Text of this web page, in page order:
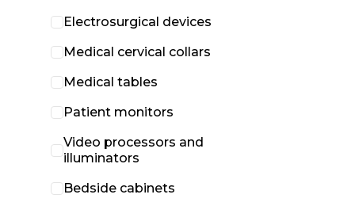
Electrosurgical devices
Medical cervical collars
Medical tables
Patient monitors
Video processors and
illuminators
Bedside cabinets